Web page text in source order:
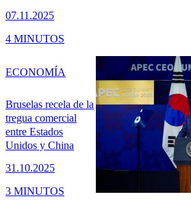
07.11.2025
4 MINUTOS
Bruselas recela de la
tregua comercial
entre Estados
Unidos y China
31.10.2025
ECONOMÍA
3 MINUTOS